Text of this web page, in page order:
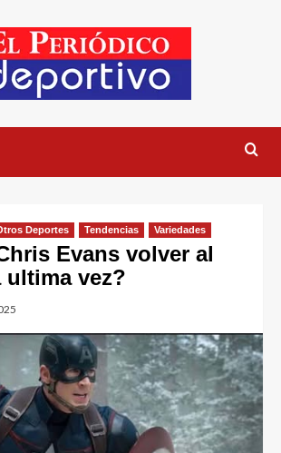
Deportes Tendencias Variedades
Evans volver al
ultima vez?